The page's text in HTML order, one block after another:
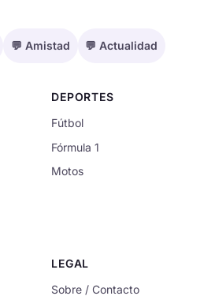
💬 Amistad 💬 Actualidad
DEPORTES
Fútbol
Fórmula 1
Motos
LEGAL
Sobre / Contacto